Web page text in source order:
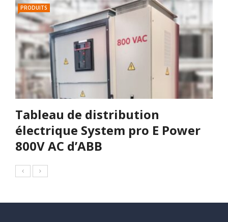
PRODUITS
Tableau de distribution
électrique System pro E Power
800V AC d’ABB